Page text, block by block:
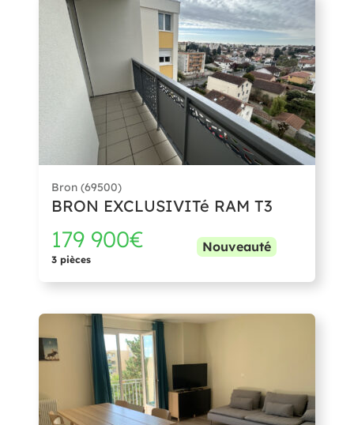
Bron (69500)
BRON EXCLUSIVITé RAM T3
179 900€
3 pièces
Nouveauté